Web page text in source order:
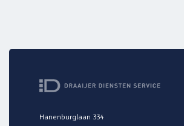
Hanenburglaan 334